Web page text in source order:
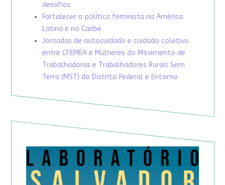
desafios
Fortalecer a política feminista na América
Latina e no Caribe
Jornadas de autocuidado e cuidado coletivo
entre CFEMEA e Mulheres do Movimento de
Trabalhadoras e Trabalhadores Rurais Sem
Terra (MST) do Distrito Federal e Entorno